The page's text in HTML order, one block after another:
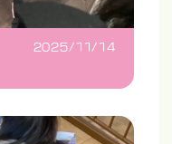
2025/11/14